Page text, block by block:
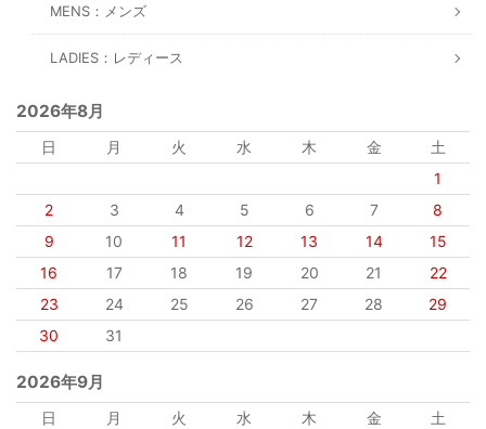
MENS：メンズ
LADIES：レディース
2026年8月
日 月 火 水 木 金
土
1
2
3 4 5 6 7
8
9
10 11 12 13 14
15
16
17 18 19 20 21
22
23
24 25 26 27 28
29
30
31
2026年9月
日 月 火 水 木 金
土